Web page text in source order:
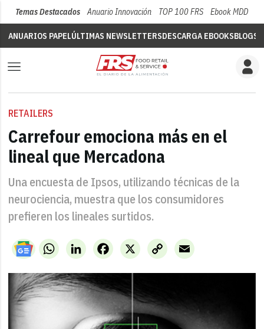
Temas Destacados Anuario Innovación TOP 100 FRS Ebook MDD
ANUARIOS PAPELÚLTIMAS NEWSLETTERSDESCARGA EBOOKSBLOGS
RETAILERS
Carrefour emociona más en el
lineal que Mercadona
Una encuesta de Ipsos, utilizando técnicas de la
neurociencia, muestra que los consumidores
prefieren los lineales surtidos.
WhatsAppLinkedIn X
Facebook
Copy
Link
Email